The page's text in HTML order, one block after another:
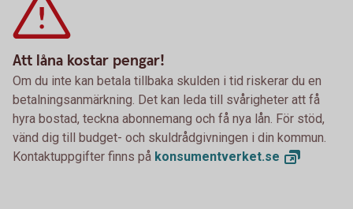
Att låna kostar pengar!
Om du inte kan betala tillbaka skulden i tid riskerar du en
betalningsanmärkning. Det kan leda till svårigheter att få
hyra bostad, teckna abonnemang och få nya lån. För stöd,
vänd dig till budget- och skuldrådgivningen i din kommun.
Kontaktuppgifter finns på konsumentverket.se